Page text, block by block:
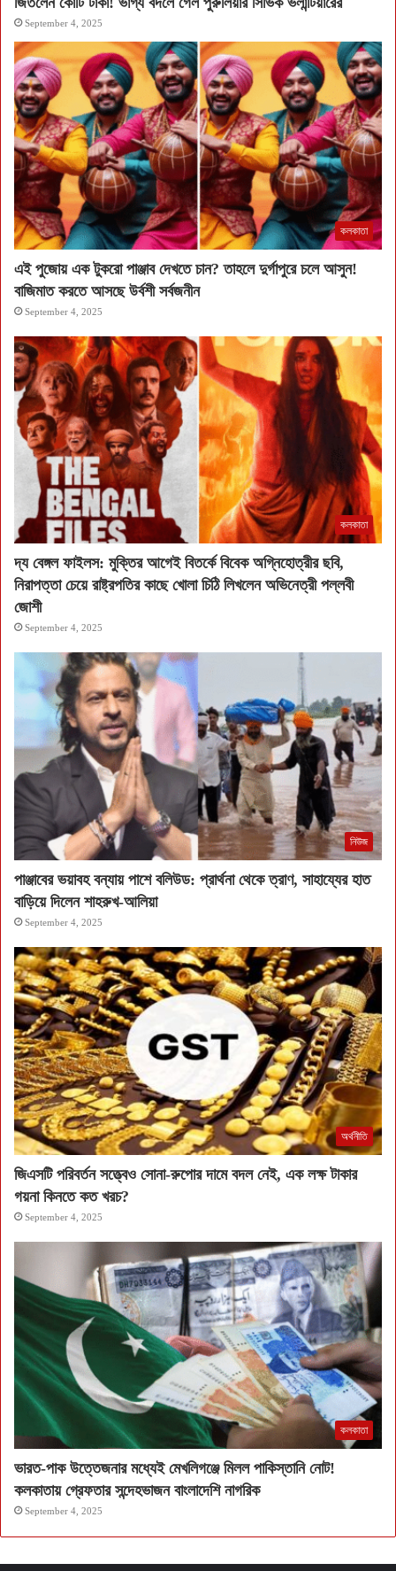
September 4, 2025
কলকাতা
এই পুজোয় এক টুকরো পাঞ্জাব দেখতে চান? তাহলে দুর্গাপুরে চলে আসুন!
বাজিমাত করতে আসছে উর্বশী সর্বজনীন
September 4, 2025
কলকাতা
দ্য বেঙ্গল ফাইলস: মুক্তির আগেই বিতর্কে বিবেক অগ্নিহোত্রীর ছবি,
নিরাপত্তা চেয়ে রাষ্ট্রপতির কাছে খোলা চিঠি লিখলেন অভিনেত্রী পল্লবী
জোশী
September 4, 2025
নিউজ
পাঞ্জাবের ভয়াবহ বন্যায় পাশে বলিউড: প্রার্থনা থেকে ত্রাণ, সাহায্যের হাত
বাড়িয়ে দিলেন শাহরুখ-আলিয়া
September 4, 2025
অর্থনীতি
জিএসটি পরিবর্তন সত্ত্বেও সোনা-রুপোর দামে বদল নেই, এক লক্ষ টাকার
গয়না কিনতে কত খরচ?
September 4, 2025
কলকাতা
ভারত-পাক উত্তেজনার মধ্যেই মেখলিগঞ্জে মিলল পাকিস্তানি নোট!
কলকাতায় গ্রেফতার সন্দেহভাজন বাংলাদেশি নাগরিক
September 4, 2025